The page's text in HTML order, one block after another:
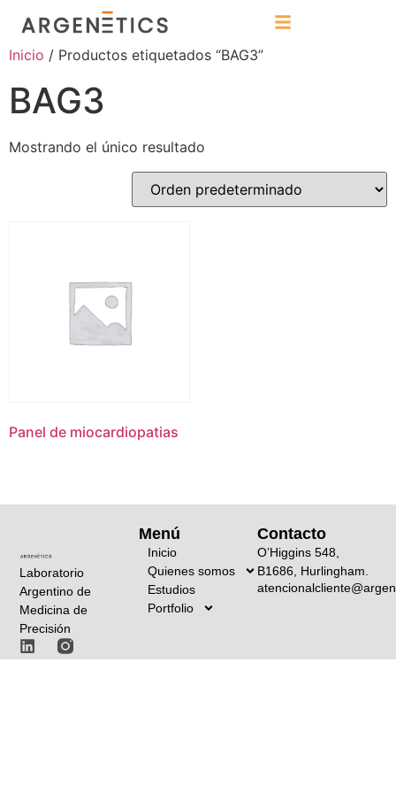
Inicio / Productos etiquetados “BAG3”
BAG3
Mostrando el único resultado
Panel de miocardiopatias
Laboratorio
Argentino de
Medicina de
Precisión
Menú
Inicio
Quienes somos
Estudios
Portfolio
Contacto
O’Higgins 548,
B1686, Hurlingham.